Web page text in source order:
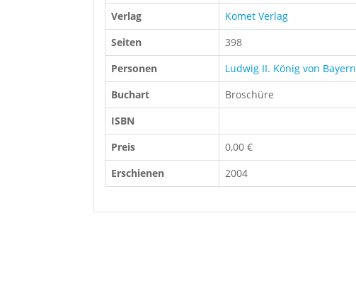
Verlag
Komet Verlag
Seiten
398
Personen
Ludwig II. König von Bayern
Buchart
Broschüre
ISBN
Preis
0,00 €
Erschienen
2004